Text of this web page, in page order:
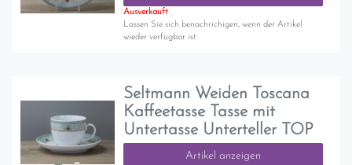
Ausverkauft
Lassen Sie sich benachrichigen, wenn der Artikel
wieder verfügbar ist.
Seltmann Weiden Toscana
Kaffeetasse Tasse mit
Untertasse Unterteller TOP
Artikel anzeigen